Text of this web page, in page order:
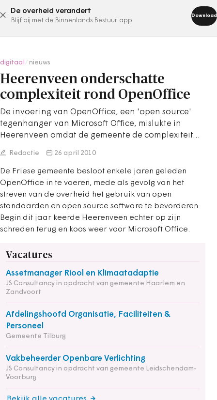
De overheid verandert
Blijf bij met de Binnenlands Bestuur app
Download
abonneer nu
digitaal nieuws
Heerenveen onderschatte
complexiteit rond OpenOffice
De invoering van OpenOffice, een 'open source'
tegenhanger van Microsoft Office, mislukte in
Heerenveen omdat de gemeente de complexiteit…
Redactie 26 april 2010
De Friese gemeente besloot enkele jaren geleden
OpenOffice in te voeren, mede als gevolg van het
streven van de overheid het gebruik van open
standaarden en open source software te bevorderen.
Begin dit jaar keerde Heerenveen echter op zijn
schreden terug en koos weer voor Microsoft Office.
Vacatures
Assetmanager Riool en Klimaatadaptie
JS Consultancy in opdracht van gemeente Haarlem en
Zandvoort
Afdelingshoofd Organisatie, Faciliteiten &
Personeel
Gemeente Tilburg
Vakbeheerder Openbare Verlichting
JS Consultancy in opdracht van gemeente Leidschendam-
Voorburg